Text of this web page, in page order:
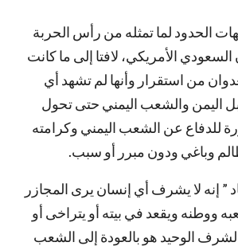
الحدود لما تمثله من رأس الحربة
الأمريكي، لافتا إلى ما كانت
من استقرار وأنها لم تشهد أي
اليمن والشعب اليمني حتى تحول
للدفاع عن الشعب اليمني وكرامته
وباغي ودون مبرر أو سبب.
” إنه لا يشرف أي إنسان يرى المجازر
ووطنه ويقعد في بيته أو يتراخى أو
الوحيد هو بالعودة إلى الشعب